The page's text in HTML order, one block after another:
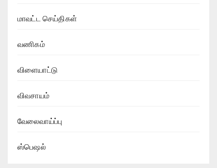
மாவட்ட செய்திகள்
வணிகம்
விளையாட்டு
விவசாயம்
வேலைவாய்ப்பு
ஸ்பெஷல்